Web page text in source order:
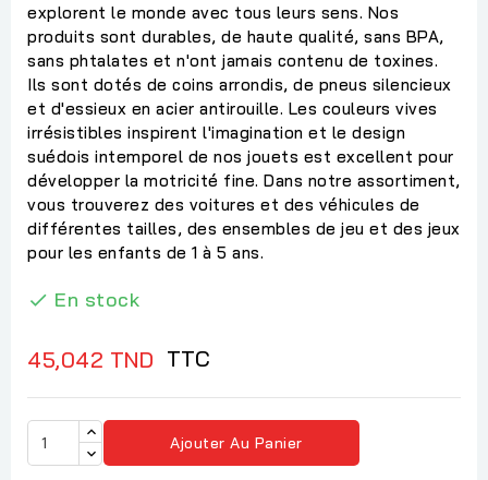
explorent le monde avec tous leurs sens. Nos
produits sont durables, de haute qualité, sans BPA,
sans phtalates et n'ont jamais contenu de toxines.
Ils sont dotés de coins arrondis, de pneus silencieux
et d'essieux en acier antirouille. Les couleurs vives
irrésistibles inspirent l'imagination et le design
suédois intemporel de nos jouets est excellent pour
développer la motricité fine. Dans notre assortiment,
vous trouverez des voitures et des véhicules de
différentes tailles, des ensembles de jeu et des jeux
pour les enfants de 1 à 5 ans.
 En stock
45,042 TND TTC
Ajouter Au Panier